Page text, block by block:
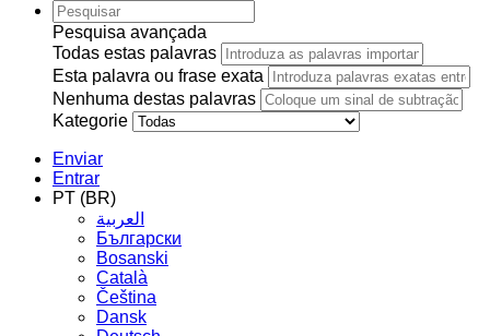
Pesquisa avançada
Todas estas palavras
Esta palavra ou frase exata
Nenhuma destas palavras
Kategorie
Enviar
Entrar
PT (BR)
العربية
Български
Bosanski
Сatalà
Čeština
Dansk